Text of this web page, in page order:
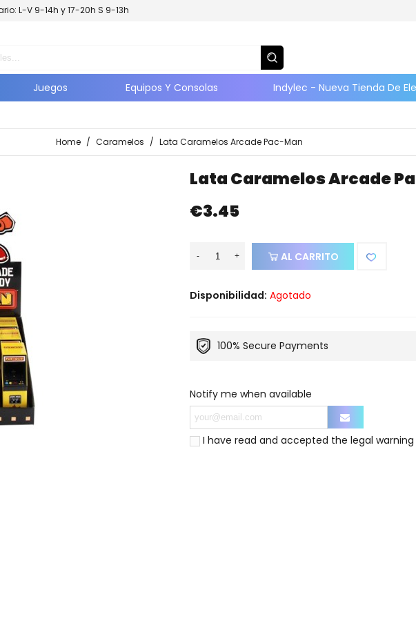
L-V 9-14h y 17-20h S 9-13h
Juegos Equipos Y Consolas Indylec - Nueva Tienda De
Home / Caramelos / Lata Caramelos Arcade Pac-Man
Lata Caramelos Arcade
€3.45
- + AL CARRITO
Disponibilidad: Agotado
100% Secure Payments
Notify me when available
I have read and accepted the legal warning